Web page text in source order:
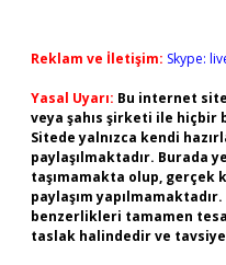
Reklam ve İletişim: Skype:
Yasal Uyarı: Bu internet
veya şahıs şirketi ile hiçbir
Sitede yalnızca kendi
paylaşılmaktadır. Burada
taşımamakta olup, gerçek
paylaşım
benzerlikleri tamamen
taslak halindedir ve